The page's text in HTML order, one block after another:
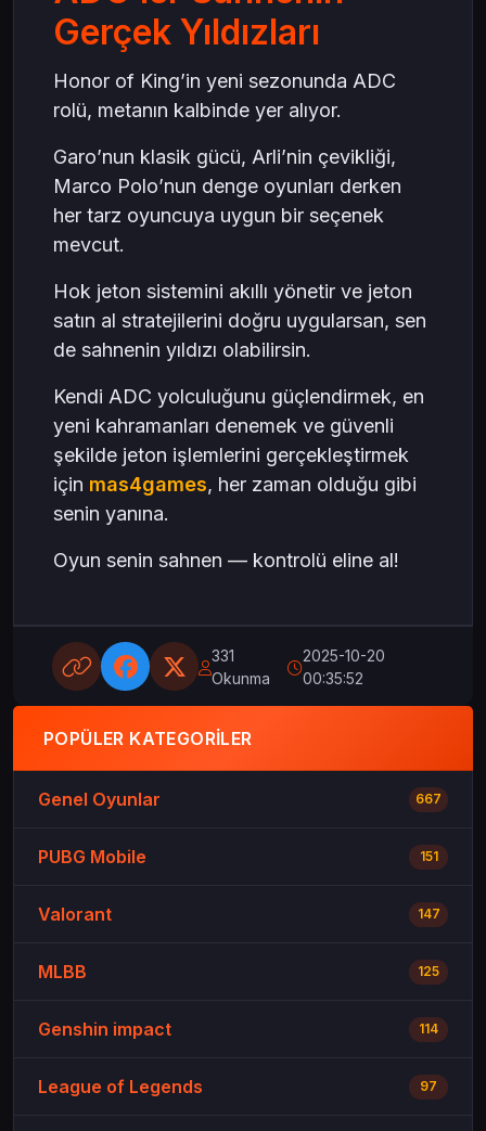
Gerçek Yıldızları
Honor of King’in yeni sezonunda ADC
rolü, metanın kalbinde yer alıyor.
Garo’nun klasik gücü, Arli’nin çevikliği,
Marco Polo’nun denge oyunları derken
her tarz oyuncuya uygun bir seçenek
mevcut.
Hok jeton sistemini akıllı yönetir ve jeton
satın al stratejilerini doğru uygularsan, sen
de sahnenin yıldızı olabilirsin.
Kendi ADC yolculuğunu güçlendirmek, en
yeni kahramanları denemek ve güvenli
şekilde jeton işlemlerini gerçekleştirmek
için mas4games, her zaman olduğu gibi
senin yanına.
Oyun senin sahnen — kontrolü eline al!
331
Okunma
2025-10-20
00:35:52
POPÜLER KATEGORILER
Genel Oyunlar 667
PUBG Mobile 151
Valorant 147
MLBB 125
Genshin impact 114
League of Legends 97